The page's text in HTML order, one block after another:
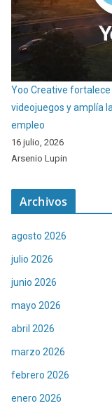
Yoo Creative
videojuegos y amplía
empleo
16 julio, 2026
Arsenio Lupin
Archivos
agosto 2026
julio 2026
junio 2026
mayo 2026
abril 2026
marzo 2026
febrero 2026
enero 2026